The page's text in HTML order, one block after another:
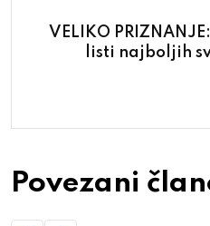
VELIKO
listi najboljih
Povezani